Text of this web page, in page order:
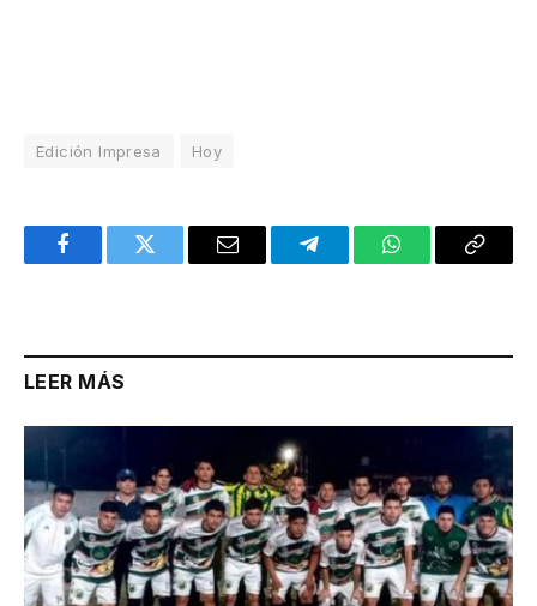
Edición Impresa Hoy
FacebookTwitter Email TelegramWhatsAppCopy
LEER MÁS